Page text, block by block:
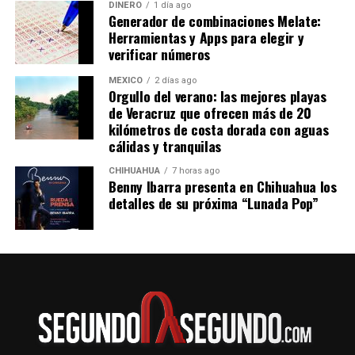
DINERO 1 día ago
Generador de combinaciones Melate:
Herramientas y Apps para elegir y
verificar números
MÉXICO 2 días ago
Orgullo del verano: las mejores playas
de Veracruz que ofrecen más de 20
kilómetros de costa dorada con aguas
cálidas y tranquilas
CHIHUAHUA 7 horas ago
Benny Ibarra presenta en Chihuahua los
detalles de su próxima “Lunada Pop”